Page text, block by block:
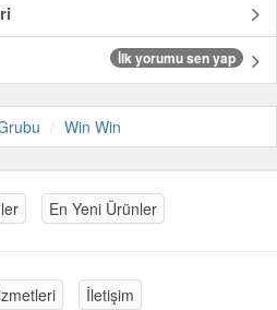
İlk yorumu sen yap
Win Win
En Yeni Ürünler
İletişim